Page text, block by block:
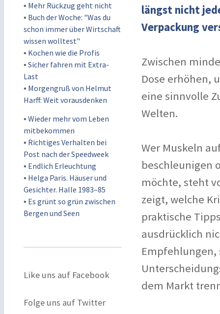
▪ Mehr Rückzug geht nicht
▪ Buch der Woche: "Was du
schon immer über Wirtschaft
wissen wolltest"
▪ Kochen wie die Profis
▪ Sicher fahren mit Extra-
Last
▪ Morgengruß von Helmut
Harff: Weit vorausdenken
▪ Wieder mehr vom Leben
mitbekommen
▪ Richtiges Verhalten bei
Post nach der Speedweek
▪ Endlich Erleuchtung
▪ Helga Paris. Häuser und
Gesichter. Halle 1983–85
▪ Es grünt so grün zwischen
Bergen und Seen
Like uns auf Facebook
Folge uns auf Twitter
längst nicht
Verpackung
Zwischen
Dose erhöhen,
eine sinnvolle
Welten.
Wer Muskeln
beschleunigen
möchte, steht
zeigt, welche
praktische
ausdrücklich
dem Markt